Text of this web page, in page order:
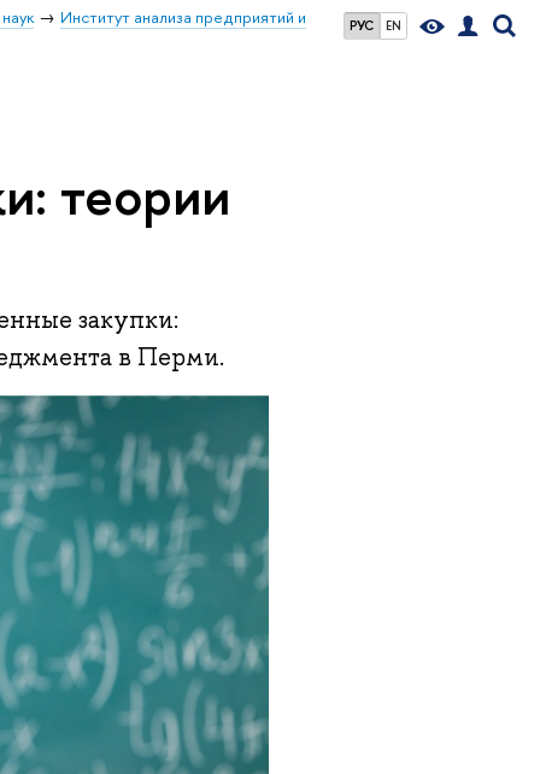
РУС EN
Институт анализа предприятий и
теории
закупки:
в Перми.